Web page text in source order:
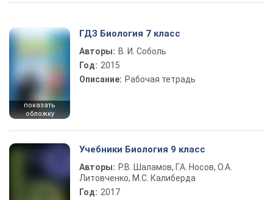
показать
обложку
ГДЗ Биология 7 класс
Авторы: В. И. Соболь
Год: 2015
Описание: Рабочая тетрадь
Учебники Биология 9 класс
Авторы: Р.В. Шаламов, Г.А. Носов, О.А.
Литовченко, М.С. Калиберда
Год: 2017